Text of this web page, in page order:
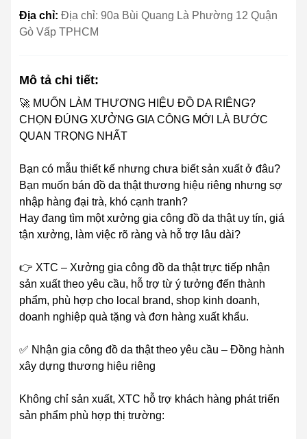
Địa chỉ: Địa chỉ: 90a Bùi Quang Là Phường 12 Quận
Gò Vấp TPHCM
Mô tả chi tiết:
🚀 MUỐN LÀM THƯƠNG HIỆU ĐỒ DA RIÊNG?
CHỌN ĐÚNG XƯỞNG GIA CÔNG MỚI LÀ BƯỚC
QUAN TRỌNG NHẤT
Bạn có mẫu thiết kế nhưng chưa biết sản xuất ở đâu?
Bạn muốn bán đồ da thật thương hiệu riêng nhưng sợ
nhập hàng đại trà, khó cạnh tranh?
Hay đang tìm một xưởng gia công đồ da thật uy tín, giá
tận xưởng, làm việc rõ ràng và hỗ trợ lâu dài?
👉 XTC – Xưởng gia công đồ da thật trực tiếp nhận
sản xuất theo yêu cầu, hỗ trợ từ ý tưởng đến thành
phẩm, phù hợp cho local brand, shop kinh doanh,
doanh nghiệp quà tặng và đơn hàng xuất khẩu.
✅ Nhận gia công đồ da thật theo yêu cầu – Đồng hành
xây dựng thương hiệu riêng
Không chỉ sản xuất, XTC hỗ trợ khách hàng phát triển
sản phẩm phù hợp thị trường: